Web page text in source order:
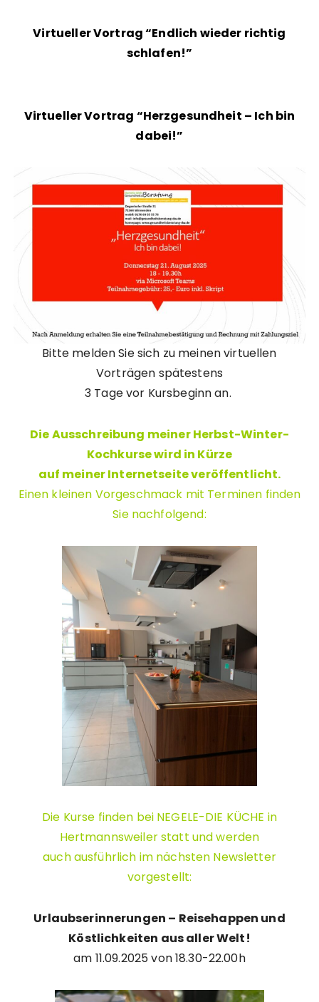
Virtueller Vortrag “Endlich wieder richtig
schlafen!”
Virtueller Vortrag “Herzgesundheit – Ich bin
dabei!”
Bitte melden Sie sich zu meinen virtuellen
Vorträgen spätestens
3 Tage vor Kursbeginn an.
Die Ausschreibung meiner Herbst-Winter-
Kochkurse wird in Kürze
auf meiner Internetseite veröffentlicht.
Einen kleinen Vorgeschmack mit Terminen finden
Sie nachfolgend:
Die Kurse finden bei NEGELE-DIE KÜCHE in
Hertmannsweiler statt und werden
auch ausführlich im nächsten Newsletter
vorgestellt:
Urlaubserinnerungen – Reisehappen und
Köstlichkeiten aus aller Welt!
am 11.09.2025 von 18.30-22.00h